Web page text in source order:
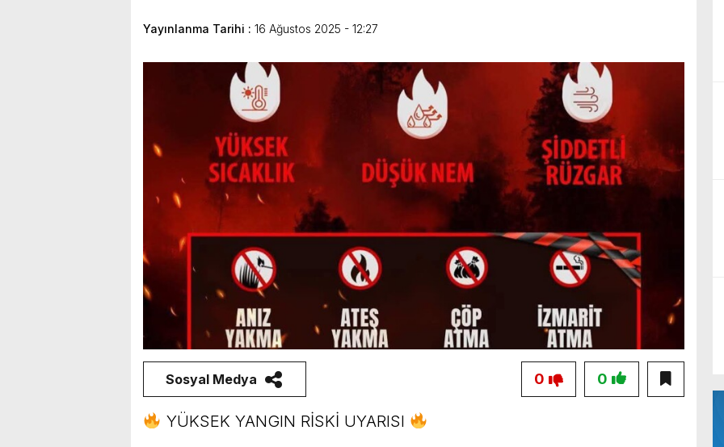
bulunduk. Ortak akıl ve iş birliğiyle hayata geçireceğimiz çalışmalar üzerine verimli bir
Yayınlanma Tarihi : 16 Ağustos 2025 - 12:27
Sosyal Medya 0
0
YÜKSEK YANGIN RİSKİ UYARISI